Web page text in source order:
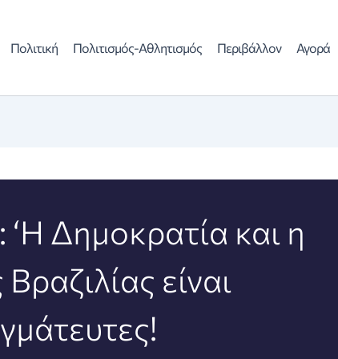
Πολιτική Πολιτισμός-Αθλητισμός Περιβάλλον Αγορά
Δημοκρατία και η
είναι